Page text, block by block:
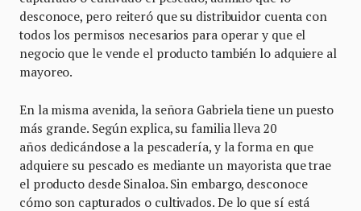
desconoce, pero reiteró que su distribuidor cuenta con
todos los permisos necesarios para operar y que el
negocio que le vende el producto también lo adquiere al
mayoreo.
En la misma avenida, la señora Gabriela tiene un puesto
más grande. Según explica, su familia lleva 20
años dedicándose a la pescadería, y la forma en que
adquiere su pescado es mediante un mayorista que trae
el producto desde Sinaloa. Sin embargo, desconoce
cómo son capturados o cultivados. De lo que sí está